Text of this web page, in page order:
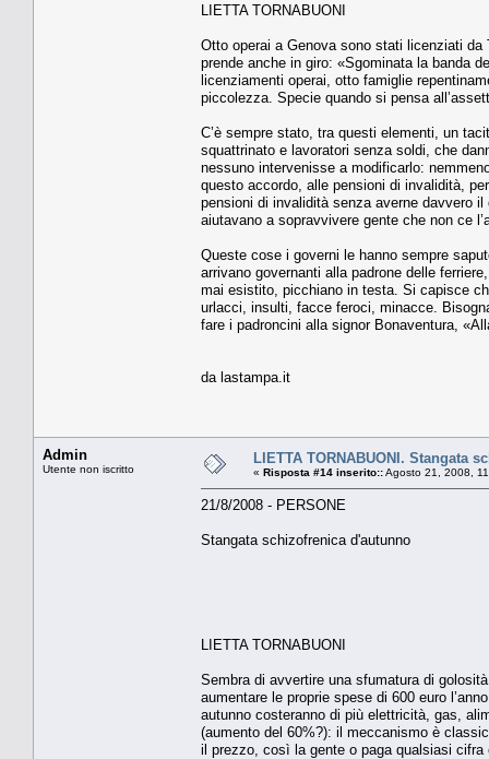
LIETTA TORNABUONI
Otto operai a Genova sono stati licenziati
prende anche in giro: «Sgominata la banda
licenziamenti operai, otto famiglie
piccolezza. Specie quando si pensa
C’è sempre stato, tra questi elementi, un
squattrinato e lavoratori senza soldi, che
nessuno intervenisse a modificarlo:
questo accordo, alle pensioni di invalidità,
pensioni di invalidità senza averne davvero
aiutavano a sopravvivere gente che non ce
Queste cose i governi le hanno sempre
arrivano governanti alla padrone delle
mai esistito, picchiano in testa. Si capisce
urlacci, insulti, facce feroci, minacce.
fare i padroncini alla signor Bonaventura,
da lastampa.it
Admin
Utente non iscritto
LIETTA TORNABUONI. Stangata
« Risposta #14 inserito::Agosto 21, 2008,
21/8/2008 - PERSONE
Stangata schizofrenica d'autunno
LIETTA TORNABUONI
Sembra di avvertire una sfumatura di
aumentare le proprie spese di 600 euro
autunno costeranno di più elettricità, gas,
(aumento del 60%?): il meccanismo è
il prezzo, così la gente o paga qualsiasi cifra